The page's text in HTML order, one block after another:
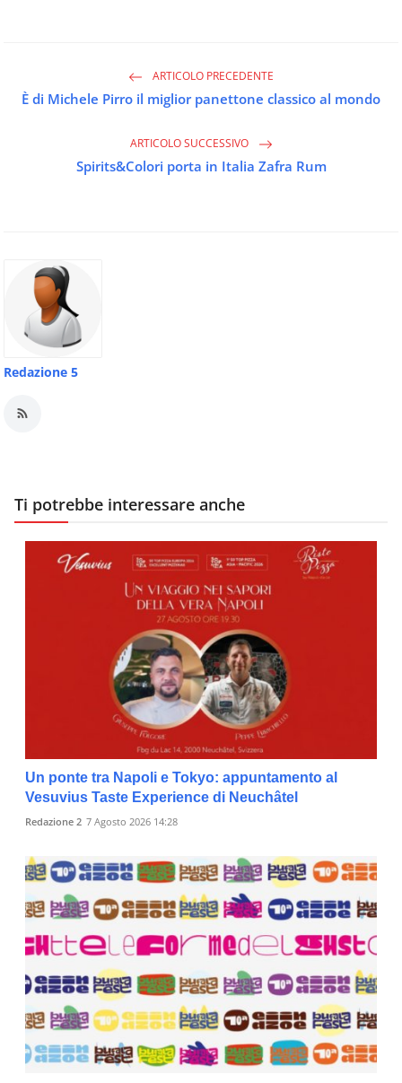
ARTICOLO PRECEDENTE
È di Michele Pirro il miglior panettone classico al mondo
ARTICOLO SUCCESSIVO
Spirits&Colori porta in Italia Zafra Rum
Redazione 5
Ti potrebbe interessare anche
Un ponte tra Napoli e Tokyo: appuntamento al
Vesuvius Taste Experience di Neuchâtel
Redazione 2 7 Agosto 2026 14:28